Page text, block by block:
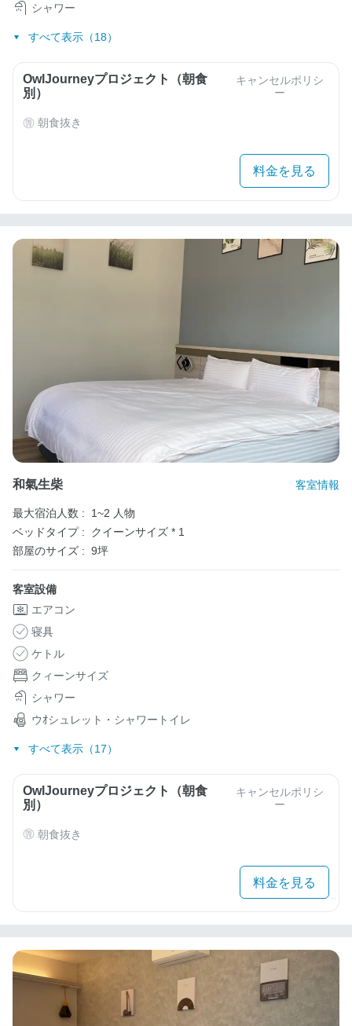
シャワー
すべて表示（18）
OwlJourneyプロジェクト（朝食
別）
キャンセルポリシ
ー
朝食抜き
料金を見る
和氣生柴 客室情報
最大宿泊人数 :
1~2 人物
ベッドタイプ :
クイーンサイズ * 1
部屋のサイズ : 9坪
客室設備
エアコン
寝具
ケトル
クィーンサイズ
シャワー
ウｵシュレット・シャワートイレ
すべて表示（17）
OwlJourneyプロジェクト（朝食
別）
キャンセルポリシ
ー
朝食抜き
料金を見る